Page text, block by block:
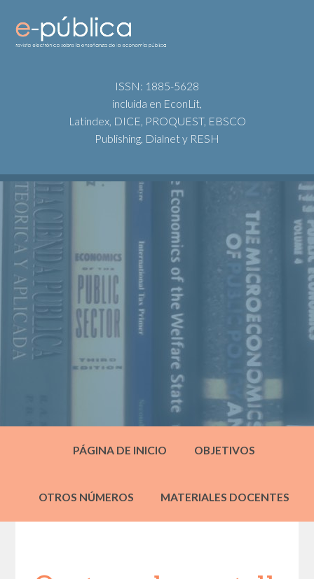
ISSN: 1885-5628
incluida en EconLit,
Latindex, DICE, PROQUEST, EBSCO
Publishing, Dialnet y RESH
PÁGINA DE INICIO OBJETIVOS
OTROS NÚMEROS MATERIALES DOCENTES